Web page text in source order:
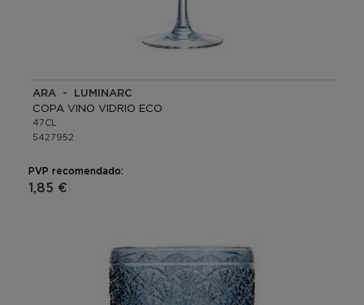
ARA - LUMINARC
COPA VINO VIDRIO ECO
47CL
5427952
PVP recomendado:
1,85 €